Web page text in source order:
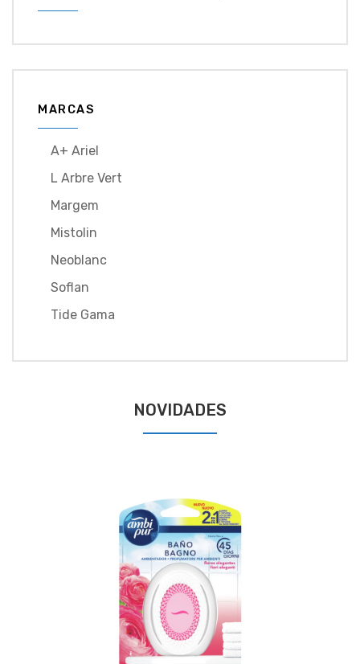
MARCAS
A+ Ariel
L Arbre Vert
Margem
Mistolin
Neoblanc
Soflan
Tide Gama
NOVIDADES